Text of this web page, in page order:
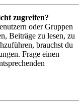
zugreifen?
oder Gruppen
Beiträge zu lesen, zu
brauchst du
Frage einen